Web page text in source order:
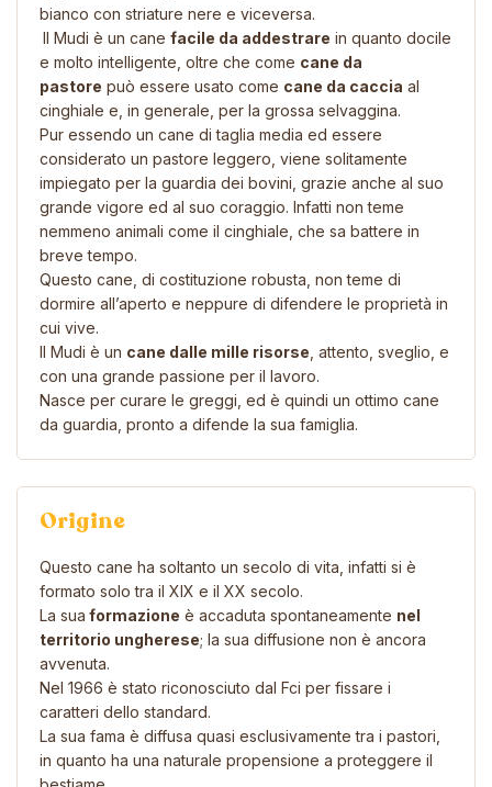
bianco con striature nere e viceversa.
Il Mudi è un cane facile da addestrare in quanto docile
e molto intelligente, oltre che come cane da
pastore può essere usato come cane da caccia al
cinghiale e, in generale, per la grossa selvaggina.
Pur essendo un cane di taglia media ed essere
considerato un pastore leggero, viene solitamente
impiegato per la guardia dei bovini, grazie anche al suo
grande vigore ed al suo coraggio. Infatti non teme
nemmeno animali come il cinghiale, che sa battere in
breve tempo.
Questo cane, di costituzione robusta, non teme di
dormire all’aperto e neppure di difendere le proprietà in
cui vive.
Il Mudi è un cane dalle mille risorse , attento, sveglio, e
con una grande passione per il lavoro.
Nasce per curare le greggi, ed è quindi un ottimo cane
da guardia, pronto a difende la sua famiglia.
Origine
Questo cane ha soltanto un secolo di vita, infatti si è
formato solo tra il XIX e il XX secolo.
La sua formazione è accaduta spontaneamente nel
territorio ungherese; la sua diffusione non è ancora
avvenuta.
Nel 1966 è stato riconosciuto dal Fci per fissare i
caratteri dello standard.
La sua fama è diffusa quasi esclusivamente tra i pastori,
in quanto ha una naturale propensione a proteggere il